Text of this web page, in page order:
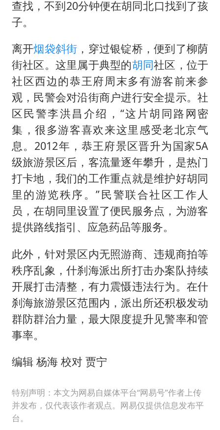
查找，不到20分钟便在胡同北口找到了孩
子。
离开烟袋斜街 ，穿过银锭桥，便到了柳荫
街社区。这里属于典型的胡同社区，位于
社区西边的恭王府周末多有游客前来参
观，民警会对沿街商户进行安全提示。社
区民警李洪昌介绍，“这片胡同路网密
集，很多游客喜欢来这里感受老北京气
息。2012年，恭王府景区晋升为国家5A
级旅游景区后，客流量逐年攀升，是热门
打卡地，我们的工作重点就是维护好胡同
里的游览秩序。”民警联合社区工作人
员，在胡同里设置了便民服务点，为游客
提供路线指引、应急药品等服务。
此外，针对景区内无照游商、违规商拍等
秩序乱象，什刹海派出所打击办案队持续
开展打击清整，有力震慑违法行为。在什
刹海旅游景区范围内，派出所还积极发动
群防群治力量，最大限度提升见警率和管
事率。
编辑 杨海 校对 贾宁
特别声明：本文为网易自媒体平台“网易号”作者上传
并发布，仅代表该作者观点。网易仅提供信息发布平
台。